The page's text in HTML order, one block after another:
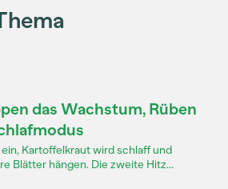
das Wachstum, Rüben
Kartoffelkraut wird schlaff und
Blätter hängen. Die zweite Hitz...